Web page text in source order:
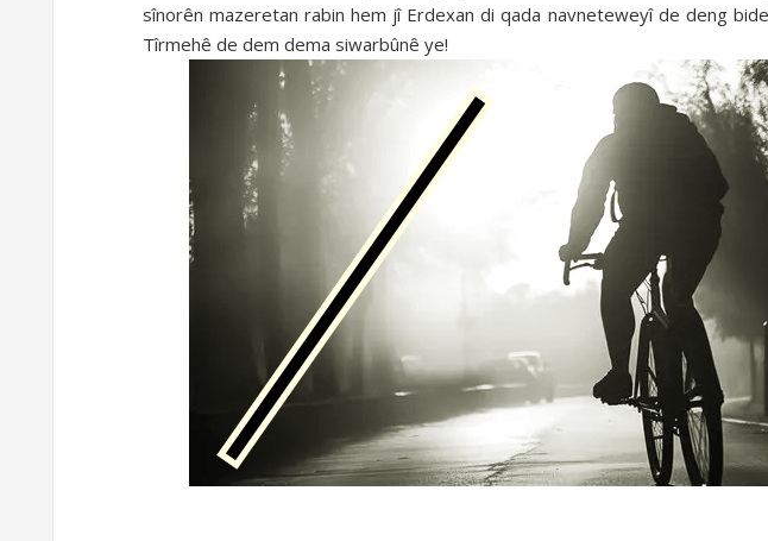
sînorên mazeretan rabin hem jî Erdexan di qada navneteweyî de deng
Tîrmehê de dem dema siwarbûnê ye!